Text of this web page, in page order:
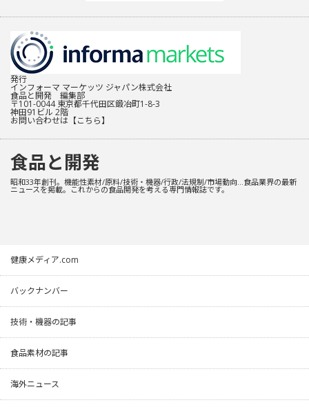
発行
インフォーマ マーケッツ ジャパン株式会社
食品と開発 編集部
〒101-0044 東京都千代田区鍛冶町1-8-3
神田91ビル 2階
お問い合わせは 【こちら】
食品と開発
昭和33年創刊。機能性素材/原料/技術・機器/行政/法規制/市場動向…食品業界の最新
ニュースを掲載。これからの食品開発を考える専門情報誌です。
健康メディア.com
バックナンバー
技術・機器の記事
食品素材の記事
海外ニュース